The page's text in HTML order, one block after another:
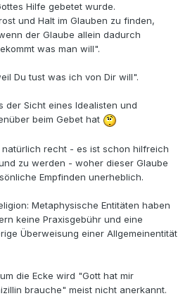
Hilfe gebetet wurde.
und Halt im Glauben zu finden,
der Glaube allein dadurch
was man will".
Du tust was ich von Dir will".
der Sicht eines Idealisten und
beim Gebet hat
natürlich recht - es ist schon hilfreich
zu werden - woher dieser Glaube
Empfinden unerheblich.
Metaphysische Entitäten haben
keine Praxisgebühr und eine
Überweisung einer Allgemeinentität
die Ecke wird "Gott hat mir
brauche" meist nicht anerkannt.